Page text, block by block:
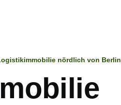
nördlich von Berlin